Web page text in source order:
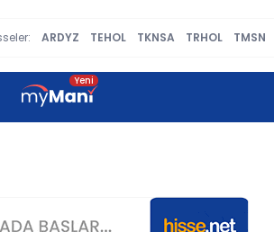
ARDYZ TEHOL TKNSA TRHOL TMSN